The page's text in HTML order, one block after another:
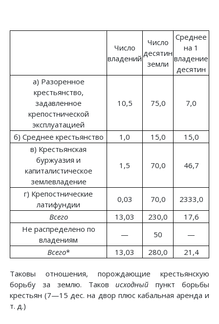
Число
владений
Число
десятин
земли
Среднее
на 1
владение
десятин
а) Разоренное
крестьянство,
задавленное
крепостнической
эксплуатацией
10,5 75,0 7,0
б) Среднее крестьянство 1,0 15,0
15,0
в) Крестьянская
буржуазия и
капиталистическое
землевладение
1,5 70,0 46,7
г) Крепостнические
латифундии
0,03 70,0
2333,0
Всего
13,03 230,0
17,6
Не распределено по
владениям
— 50
—
Всего* 13,03 280,0 21,4
Таковы отношения, порождающие крестьянскую
борьбу за землю. Таковисходный пункт борьбы
крестьян (7—15 дес. на двор плюс кабальная аренда и
т. д.)